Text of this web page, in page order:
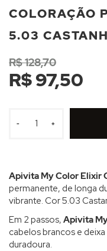
Galeria
de
imagens
COLORAÇÃO
5.03
R$ 97,50
R$ 128,70
- +
Apivita My Color Elixir
permanente, de longa
vibrante. Cor 5.03
Em 2 passos, Apivita
cabelos brancos e
duradoura.